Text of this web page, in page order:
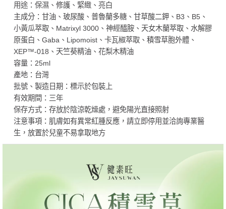
用途：保濕、修護、緊緻、亮白
主成分：甘油、玻尿酸、普魯蘭多糖、甘草酸二鉀、B3、B5、
小黃瓜萃取、Matrixyl 3000、神經醯胺、天女木蘭萃取、水解膠
原蛋白、Gaba、Lipomoist、卡瓦椒萃取、積雪草胞外體、
XEP™-018、天竺葵精油、花梨木精油
容量：25ml
產地：台灣
批號、製造日期：標示於包裝上
有效期間：三年
保存方式：存放於陰涼乾燥處，避免陽光直接照射
注意事項：肌膚如有異常紅腫反應，請立即停用並洽詢專業醫
生，放置於兒童不易拿取地方